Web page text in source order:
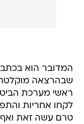
שבהרצאה מוקלטת
לקחו אחריות
טרם עשה זאת